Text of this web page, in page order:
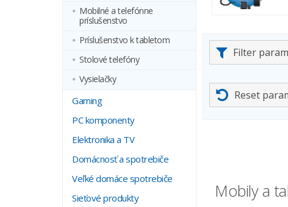
Mobilné a telefónne
príslušenstvo
Príslušenstvo k tabletom
Stolové telefóny
Vysielačky
Gaming
PC komponenty
Elektronika a TV
Domácnosť a spotrebiče
Veľké domáce spotrebiče
Sieťové produkty
Filter
Reset
Mobily a